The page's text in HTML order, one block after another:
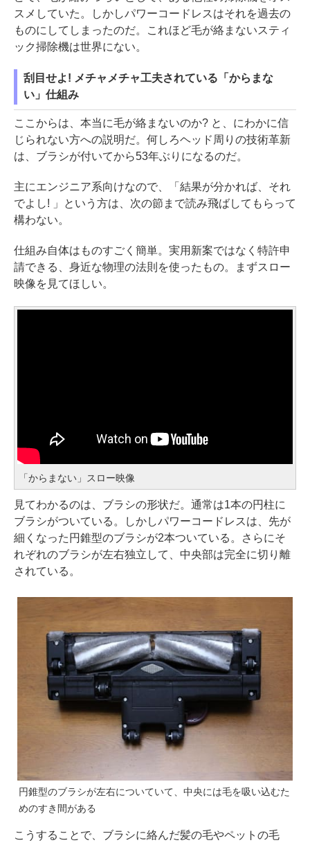
スメしていた。しかしパワーコードレスはそれを過去の
ものにしてしまったのだ。これほど毛が絡まないスティ
ック掃除機は世界にない。
刮目せよ! メチャメチャ工夫されている「からまな
い」仕組み
ここからは、本当に毛が絡まないのか? と、にわかに信
じられない方への説明だ。何しろヘッド周りの技術革新
は、ブラシが付いてから53年ぶりになるのだ。
主にエンジニア系向けなので、「結果が分かれば、それ
でよし! 」という方は、次の節まで読み飛ばしてもらって
構わない。
仕組み自体はものすごく簡単。実用新案ではなく特許申
請できる、身近な物理の法則を使ったもの。まずスロー
映像を見てほしい。
「からまない」スロー映像
見てわかるのは、ブラシの形状だ。通常は1本の円柱に
ブラシがついている。しかしパワーコードレスは、先が
細くなった円錐型のブラシが2本ついている。さらにそ
れぞれのブラシが左右独立して、中央部は完全に切り離
されている。
円錐型のブラシが左右についていて、中央には毛を吸い込むた
めのすき間がある
こうすることで、ブラシに絡んだ髪の毛やペットの毛